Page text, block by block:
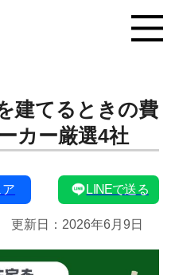
建てるときの費
カー厳選4社
ア LINEで送る
更新日： 2026年6月9日